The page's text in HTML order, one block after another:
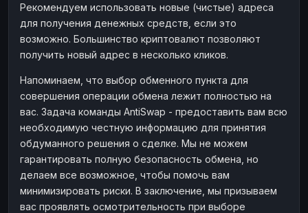
Рекомендуем использовать новые (чистые) адреса
для получения денежных средств, если это
возможно. Большинство криптовалют позволяют
получить новый адрес в несколько кликов.
Напоминаем, что выбор обменного пункта для
совершения операции обмена лежит полностью на
вас. Задача команды AntiSwap - предоставить вам всю
необходимую честную информацию для принятия
обдуманного решения о сделке. Мы не можем
гарантировать полную безопасность обмена, но
делаем все возможное, чтобы помочь вам
минимизировать риски. В заключение, мы призываем
вас проявлять осмотрительность при выборе